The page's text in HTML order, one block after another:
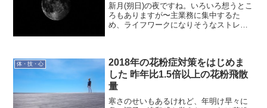
新月(朔日)の夜ですね。いろいろ想うとこ
ろもありますが〜主業務に集中するた
め、ライフワークになりそうなストレン
年の高野山...
体・技・心
2018年の花粉症対策をはじめま
した 昨年比1.5倍以上の花粉飛散
量
寒さのせいもあるけれど、年明け早々に